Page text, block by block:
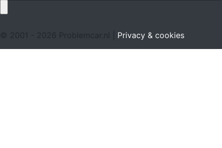
© 2001 - 2026 Problemcar.nl | Privacy & cookies